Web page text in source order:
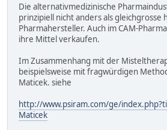
Die alternativmedizinische
prinzipiell nicht anders als gleichgrosse
Pharmahersteller. Auch im CAM-
ihre Mittel verkaufen.
Im Zusammenhang mit der
beispielsweise mit fragwürdigen
Maticek. siehe
http://www.psiram.com/ge/
Maticek